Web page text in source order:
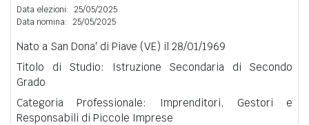
Data elezioni: 25/05/2025
Data nomina: 25/05/2025
Nato a San Dona' di Piave (VE) il 28/01/1969
Titolo di Studio: Istruzione Secondaria di Secondo
Grado
Categoria Professionale: Imprenditori, Gestori e
Responsabili di Piccole Imprese